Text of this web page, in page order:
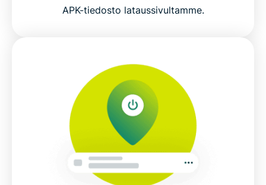
APK-tiedosto lataussivultamme.